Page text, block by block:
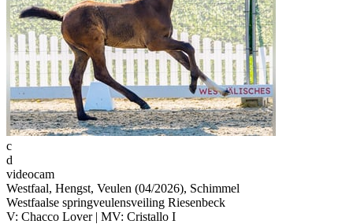
c
d
videocam
Westfaal, Hengst, Veulen (04/2026), Schimmel
Westfaalse springveulensveiling Riesenbeck
V: Chacco Lover | MV: Cristallo I